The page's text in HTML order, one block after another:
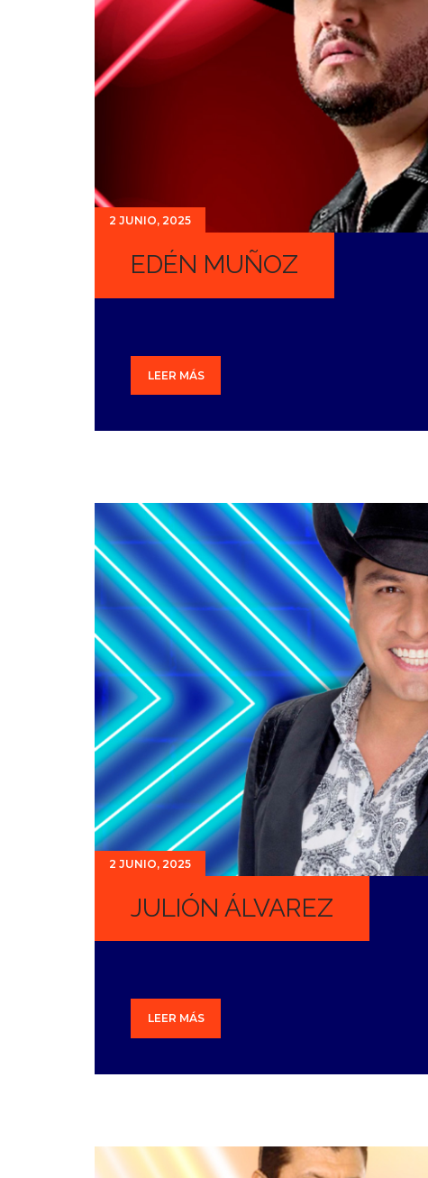
2 JUNIO, 2025
EDÉN MUÑOZ
LEER MÁS
2 JUNIO, 2025
JULIÓN ÁLVAREZ
LEER MÁS